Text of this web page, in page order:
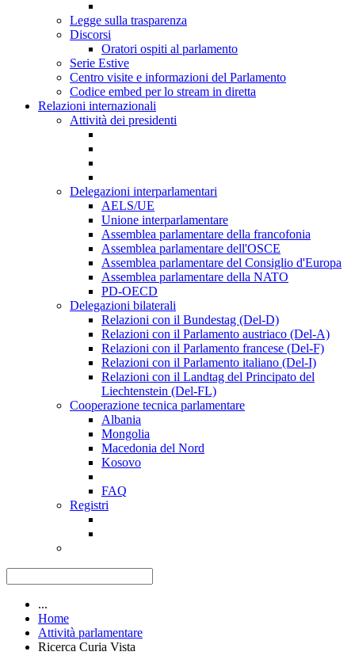
Legge sulla trasparenza
Discorsi
Oratori ospiti al parlamento
Serie Estive
Centro visite e informazioni del Parlamento
Codice embed per lo stream in diretta
Relazioni internazionali
Attività dei presidenti
Delegazioni interparlamentari
AELS/UE
Unione interparlamentare
Assemblea parlamentare della francofonia
Assemblea parlamentare dell'OSCE
Assemblea parlamentare del Consiglio d'Europa
Assemblea parlamentare della NATO
PD-OECD
Delegazioni bilaterali
Relazioni con il Bundestag (Del-D)
Relazioni con il Parlamento austriaco (Del-A)
Relazioni con il Parlamento francese (Del-F)
Relazioni con il Parlamento italiano (Del-I)
Relazioni con il Landtag del Principato del
Liechtenstein (Del-FL)
Cooperazione tecnica parlamentare
Albania
Mongolia
Macedonia del Nord
Kosovo
FAQ
Registri
...
Home
Attività parlamentare
Ricerca Curia Vista